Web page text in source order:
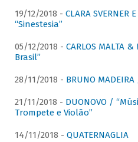
19/12/2018 - CLARA SVERNER
“Sinestesia”
05/12/2018 - CARLOS MALTA
Brasil”
28/11/2018 - BRUNO
21/11/2018 - DUONOVO /
Trompete e Violão”
14/11/2018 - QUATERNAGLIA